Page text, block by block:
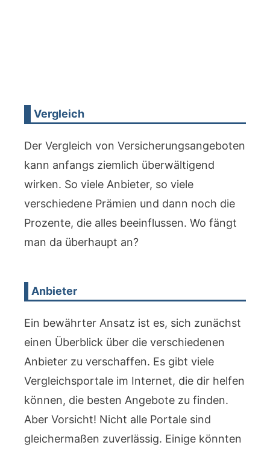
Vergleich
Der Vergleich von Versicherungsangeboten
kann anfangs ziemlich überwältigend
wirken. So viele Anbieter, so viele
verschiedene Prämien und dann noch die
Prozente, die alles beeinflussen. Wo fängt
man da überhaupt an?
Anbieter
Ein bewährter Ansatz ist es, sich zunächst
einen Überblick über die verschiedenen
Anbieter zu verschaffen. Es gibt viele
Vergleichsportale im Internet, die dir helfen
können, die besten Angebote zu finden.
Aber Vorsicht! Nicht alle Portale sind
gleichermaßen zuverlässig. Einige könnten